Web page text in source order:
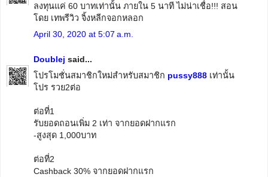
ลงทุนแค่ 60 บาทเท่านั้น ภายใน 5 นาที ไม่น่าเชื่อ!!! สอน
โดย เทพรีวิว จิ้งหลีกจอกหลอก
April 30, 2020 at 5:07 a.m.
Doublej said...
โปรโมชั่นสมาชิกใหม่สำหรับสมาชิก pussy888 เท่านั้น
โปร รวย2ต่อ
ต่อที่1
รับยอดถอนเพิ่ม 2 เท่า จากยอดฝากแรก
-สูงสุด 1,000บาท
ต่อที่2
Cashback 30% จากยอดฝากแรก